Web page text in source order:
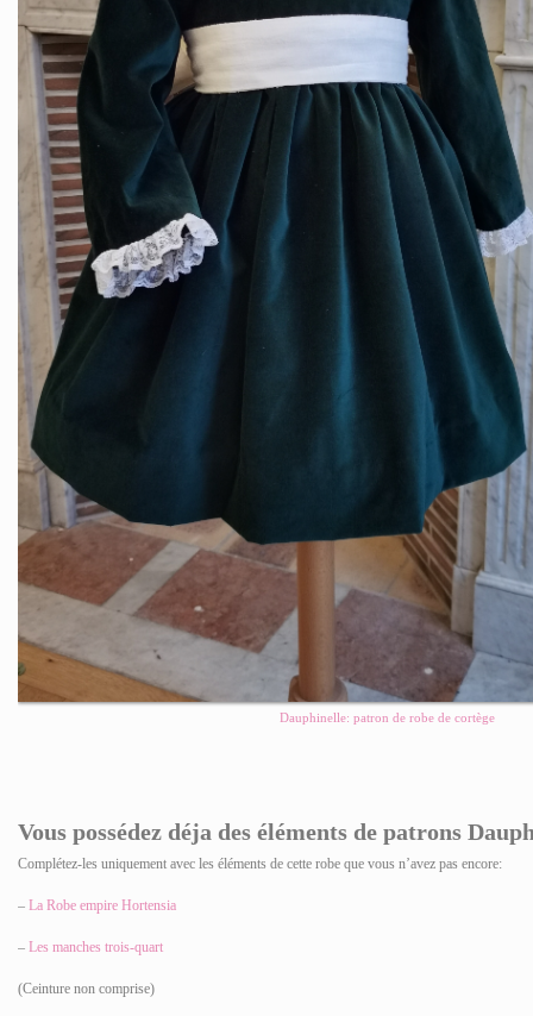
Dauphinelle: patron de robe de cortège
Vous possédez déja des éléments de patrons
Complétez-les uniquement avec les éléments de cette robe que vous n’avez pas encore:
– La Robe empire Hortensia
– Les manches trois-quart
(Ceinture non comprise)